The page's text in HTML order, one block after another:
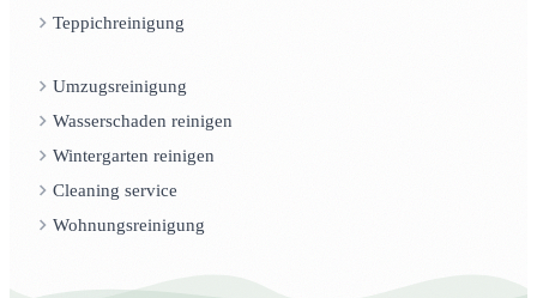
Teppichreinigung
Umzugsreinigung
Wasserschaden reinigen
Wintergarten reinigen
Cleaning service
Wohnungsreinigung